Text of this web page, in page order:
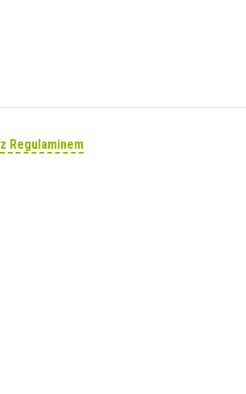
z Regulaminem